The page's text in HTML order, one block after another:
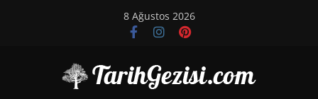
8 Ağustos 2026